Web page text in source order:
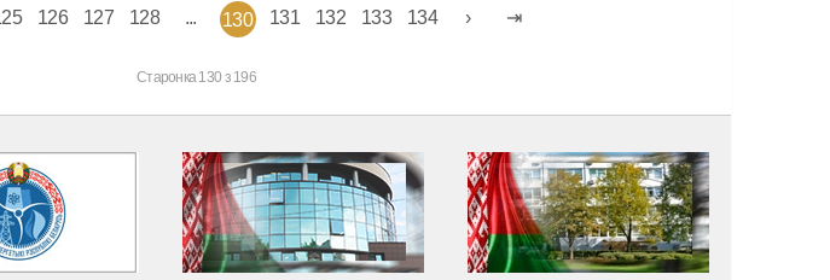
126 127 128 130 131 132 133 134
Старонка 130 з 196